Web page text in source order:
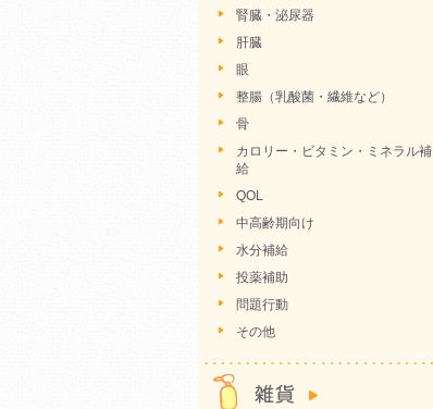
腎臓・泌尿器
肝臓
眼
整腸（乳酸菌・繊維など）
骨
カロリー・ビタミン・ミネラル補
給
QOL
中高齢期向け
水分補給
投薬補助
問題行動
その他